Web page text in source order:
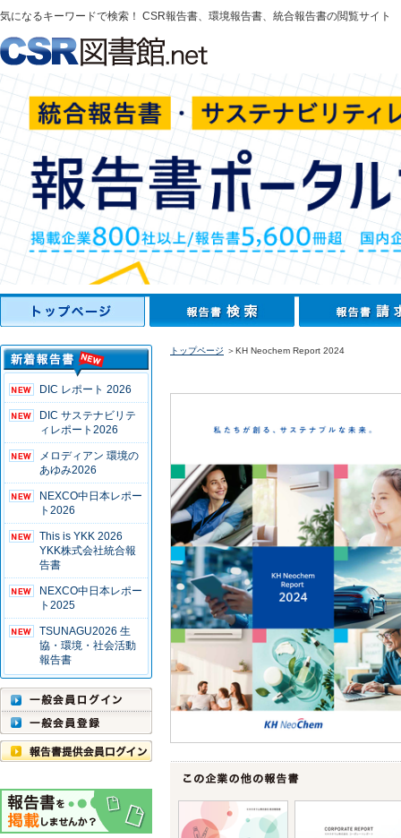
気になるキーワードで検索！ CSR報告書、環境報告書、統合報告書の閲覧サイト
DIC レポート 2026
DIC サステナビリテ
ィレポート2026
メロディアン 環境の
あゆみ2026
NEXCO中日本レポー
ト2026
This is YKK 2026
YKK株式会社統合報
告書
NEXCO中日本レポー
ト2025
TSUNAGU2026 生
協・環境・社会活動
報告書
トップページ ＞KH Neochem Report 2024